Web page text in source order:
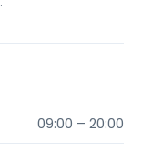
09:00 – 20:00